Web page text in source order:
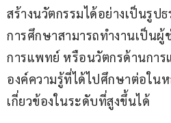
สร้างนวัตกรรมได้อย่างเป็นรูป
การศึกษาสามารถทำงานเป็นผู้
การแพทย์ หรือนวัตกรด้านการ
องค์ความรู้ที่ได้ไปศึกษาต่อใน
เกี่ยวข้องในระดับที่สูงขึ้นได้